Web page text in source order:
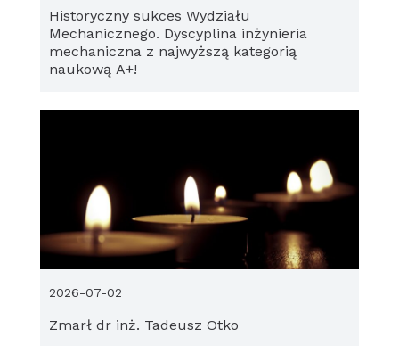
Historyczny sukces Wydziału
Mechanicznego. Dyscyplina inżynieria
mechaniczna z najwyższą kategorią
naukową A+!
Zmarł dr inż. Tadeusz Otko
2026-07-02